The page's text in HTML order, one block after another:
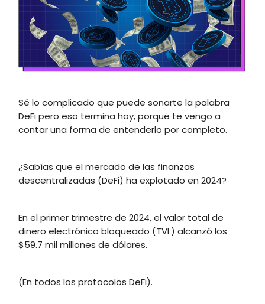
Sé lo complicado que puede sonarte la palabra
DeFi pero eso termina hoy, porque te vengo a
contar una forma de entenderlo por completo.
¿Sabías que el mercado de las finanzas
descentralizadas (DeFi) ha explotado en 2024?
En el primer trimestre de 2024, el valor total de
dinero electrónico bloqueado (TVL) alcanzó los
$59.7 mil millones de dólares.
(En todos los protocolos DeFi).